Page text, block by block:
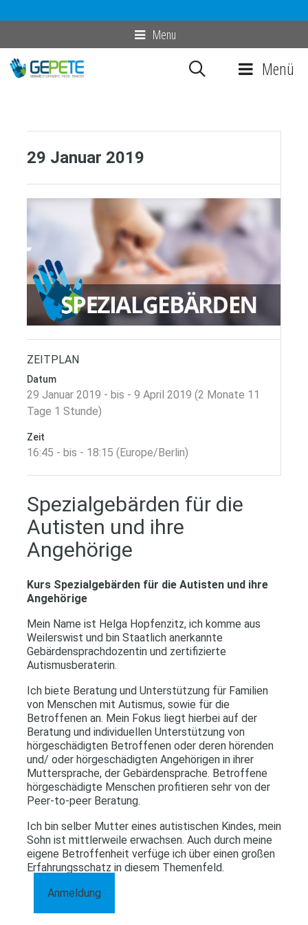
Inhalt
springen
Menu
Menü
29 Januar 2019
ZEITPLAN
Datum
29 Januar 2019 - bis - 9 April 2019 (2 Monate 11
Tage 1 Stunde)
Zeit
16:45 - bis - 18:15 (Europe/Berlin)
Spezialgebärden für die
Autisten und ihre
Angehörige
Kurs Spezialgebärden für die Autisten und ihre
Angehörige
Mein Name ist Helga Hopfenzitz, ich komme aus
Weilerswist und bin Staatlich anerkannte
Gebärdensprachdozentin und zertifizierte
Autismusberaterin.
Ich biete Beratung und Unterstützung für Familien
von Menschen mit Autismus, sowie für die
Betroffenen an. Mein Fokus liegt hierbei auf der
Beratung und individuellen Unterstützung von
hörgeschädigten Betroffenen oder deren hörenden
und/ oder hörgeschädigten Angehörigen in ihrer
Muttersprache, der Gebärdensprache. Betroffene
hörgeschädigte Menschen profitieren sehr von der
Peer-to-peer Beratung.
Ich bin selber Mutter eines autistischen Kindes, mein
Sohn ist mittlerweile erwachsen. Auch durch meine
eigene Betroffenheit verfüge ich über einen großen
Erfahrungsschatz in diesem Themenfeld.
Anmeldung